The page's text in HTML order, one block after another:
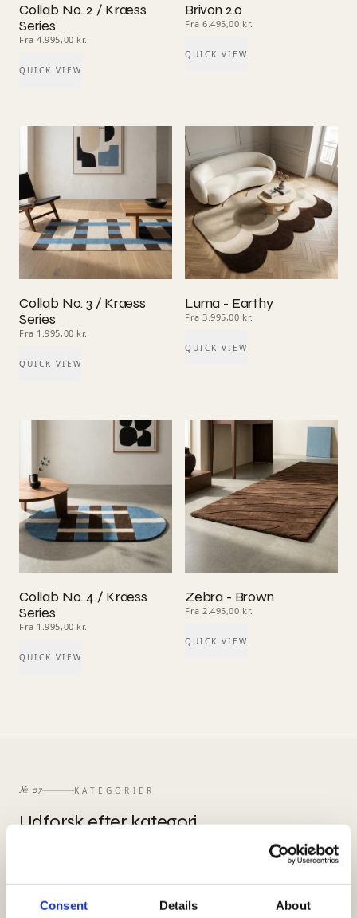
Consent Details About
Collab No. 2 / Kræss
Series
Fra 4.995,00 kr.
QUICK VIEW
Brivon 2.0
Fra 6.495,00 kr.
QUICK VIEW
Collab No. 3 / Kræss
Series
Fra 1.995,00 kr.
QUICK VIEW
Luma - Earthy
Fra 3.995,00 kr.
QUICK VIEW
Collab No. 4 / Kræss
Series
Fra 1.995,00 kr.
QUICK VIEW
Zebra - Brown
Fra 2.495,00 kr.
QUICK VIEW
№ 07 KATEGORIER
Udforsk efter kategori